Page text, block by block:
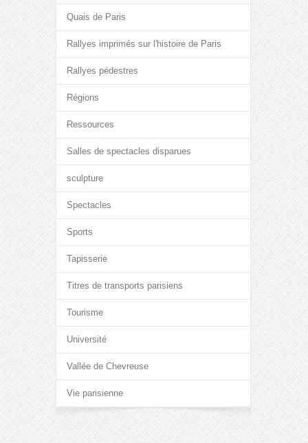
Quais de Paris
Rallyes imprimés sur l'histoire de Paris
Rallyes pédestres
Régions
Ressources
Salles de spectacles disparues
sculpture
Spectacles
Sports
Tapisserie
Titres de transports parisiens
Tourisme
Université
Vallée de Chevreuse
Vie parisienne